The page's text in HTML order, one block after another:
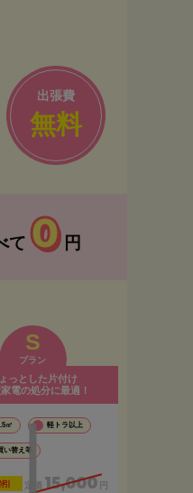
出張費
無料
て 0 円
S
プラン
っとした片付け
電の処分に最適！
㎡ 軽トラ以上
い替え等
引 定価 15,000 円